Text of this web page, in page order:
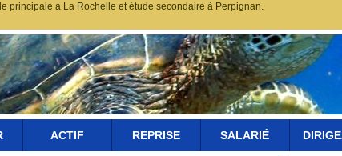
principale à La Rochelle et étude secondaire à Perpignan.
ACTIF REPRISE SALARIÉ